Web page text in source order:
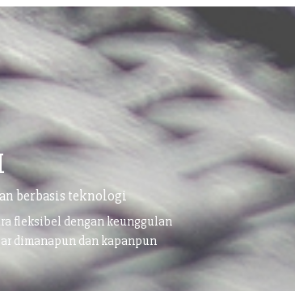
berbasis teknologi
fleksibel dengan keunggulan
dimanapun dan kapanpun